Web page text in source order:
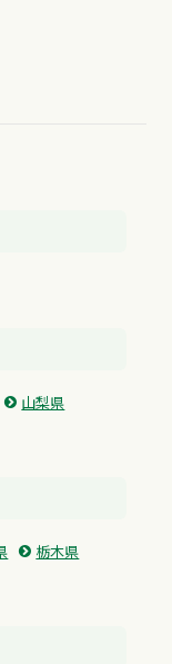
山梨県
栃木県